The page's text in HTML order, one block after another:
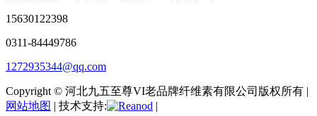
15630122398
0311-84449786
1272935344@qq.com
Copyright © 河北九五至尊VI老品牌纤维素有限公司版权所有 |
网站地图 | 技术支持: |